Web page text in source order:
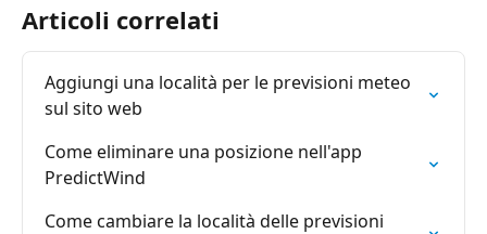
Articoli correlati
Aggiungi una località per le previsioni meteo
sul sito web
Come eliminare una posizione nell'app
PredictWind
Come cambiare la località delle previsioni